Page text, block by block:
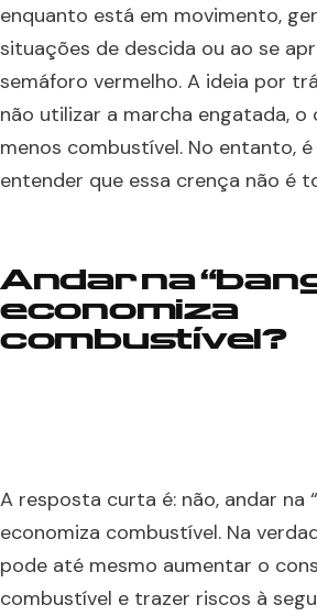
enquanto está em movimento,
situações de descida ou ao se
semáforo vermelho. A ideia por
não utilizar a marcha engatada, o
menos combustível. No entanto,
entender que essa crença não é
Andar na
economiza
combustível?
A resposta curta é: não, andar na
economiza combustível. Na
pode até mesmo aumentar o
combustível e trazer riscos à